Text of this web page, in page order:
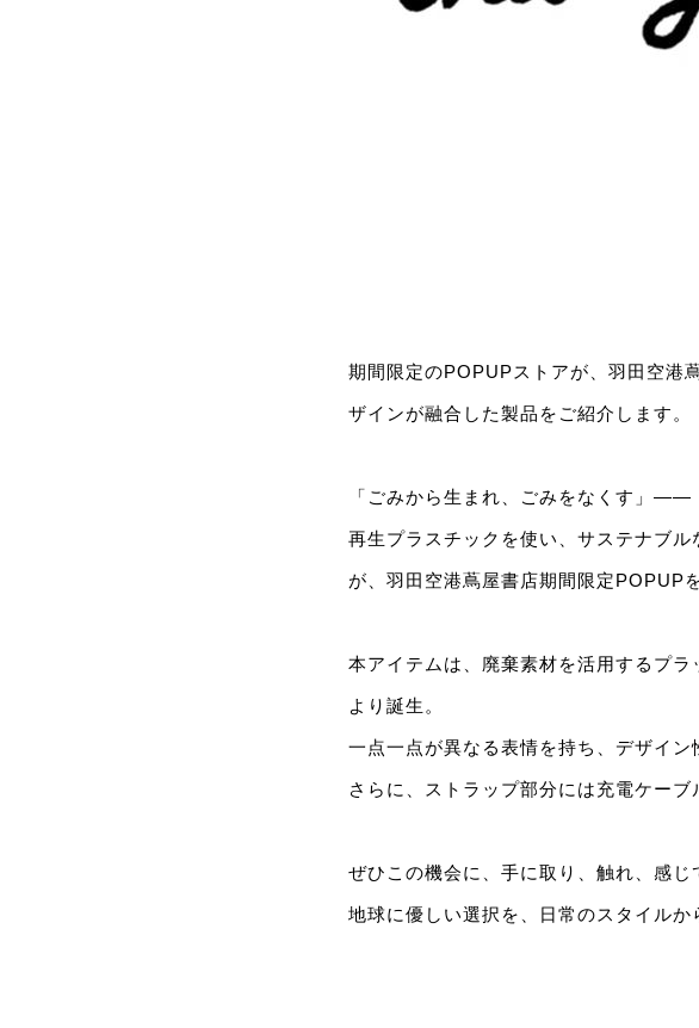
期間限定のPOPUPストアが、羽田空港
ザインが融合した製品をご紹介します。
「ごみから生まれ、ごみをなくす」——
再生プラスチックを使い、サステナブ
が、羽田空港蔦屋書店期間限定POPUP
本アイテムは、廃棄素材を活用するプ
より誕生。
一点一点が異なる表情を持ち、デザイン
さらに、ストラップ部分には充電ケー
ぜひこの機会に、手に取り、触れ、感じ
地球に優しい選択を、日常のスタイルか